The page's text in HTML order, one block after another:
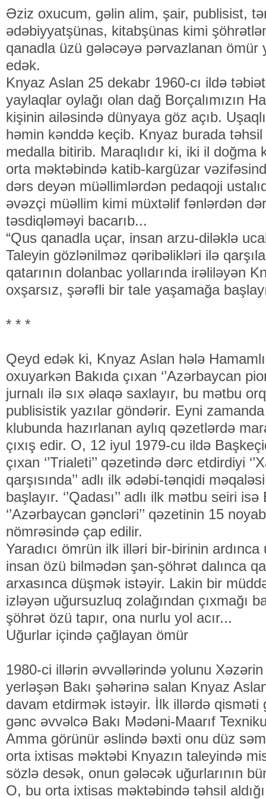
Əziz oxucum, gəlin alim, şair, publisist,
ədəbiyyatşünas, kitabşünas kimi
qanadla üzü gələcəyə pərvazlanan ömür
edək.
Knyaz Aslan 25 dekabr 1960-cı ildə
yaylaqlar oylağı olan dağ Borçalımızın
kişinin ailəsində dünyaya göz açıb.
həmin kənddə keçib. Knyaz burada təhsil
medalla bitirib. Maraqlıdır ki, iki il doğma
orta məktəbində katib-kargüzar
dərs deyən müəllimlərdən pedaqoji
əvəzçi müəllim kimi müxtəlif fənlərdən
təsdiqləməyi bacarıb...
“Qus qanadla uçar, insan arzu-diləklə
Taleyin gözlənilməz qəribəlikləri ilə
qatarının dolanbac yollarında irəliləyən
oxşarsız, şərəfli bir tale yaşamağa
* * *
Qeyd edək ki, Knyaz Aslan hələ
oxuyarkən Bakıda çıxan ‘’Azərbaycan
jurnalı ilə sıx əlaqə saxlayır, bu mətbu
publisistik yazılar göndərir. Eyni
klubunda hazırlanan aylıq qəzetlərdə
çıxış edir. O, 12 iyul 1979-cu ildə
çıxan ‘’Trialeti’’ qəzetində dərc etdirdiyi
qarşısında’’ adlı ilk ədəbi-tənqidi
başlayır. ‘’Qadası’’ adlı ilk mətbu seiri
‘’Azərbaycan gəncləri’’ qəzetinin 15
nömrəsində çap edilir.
Yaradıcı ömrün ilk illəri bir-birinin
insan özü bilmədən şan-şöhrət dalınca
arxasınca düşmək istəyir. Lakin bir
izləyən uğursuzluq zolağından çıxmağı
şöhrət özü tapır, ona nurlu yol acır...
Uğurlar içində çağlayan ömür
1980-ci illərin əvvəllərində yolunu
yerləşən Bakı şəhərinə salan Knyaz
davam etdirmək istəyir. İlk illərdə qisməti
gənc əvvəlcə Bakı Mədəni-Maarıf
Amma görünür əslində bəxti onu düz
orta ixtisas məktəbi Knyazın taleyində
sözlə desək, onun gələcək uğurlarının
O, bu orta ixtisas məktəbində təhsil